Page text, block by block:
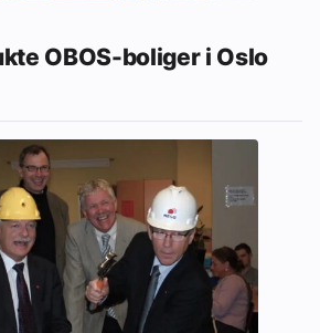
OBOS-boliger i Oslo